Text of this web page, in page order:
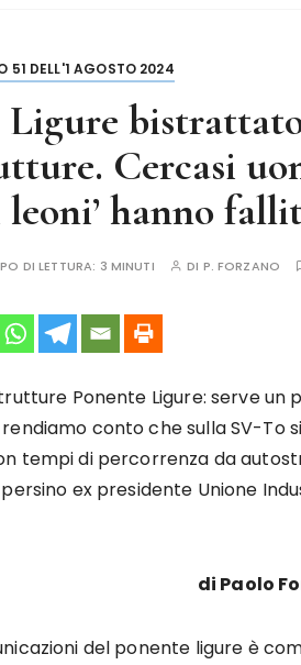
51 DELL'1 AGOSTO 2024
Ligure
Cercasi
leoni’ hanno
DI LETTURA: 3 MINUTI DI P. FORZANO
Ponente Ligure: serve un
conto che sulla SV-To
tempi di percorrenza da
ex presidente Unione
di Paolo
del ponente ligure è